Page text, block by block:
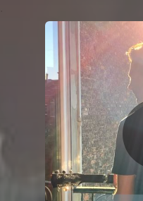
You're all set!